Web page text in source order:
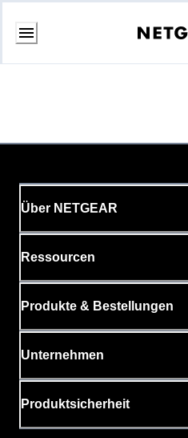
Weiter
Über NETGEAR
Ressourcen
Produkte & Bestellungen
Unternehmen
Produktsicherheit